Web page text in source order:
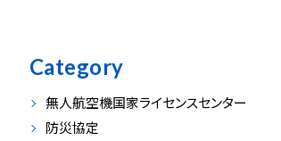
Category
無人航空機国家ライセンスセンター
防災協定